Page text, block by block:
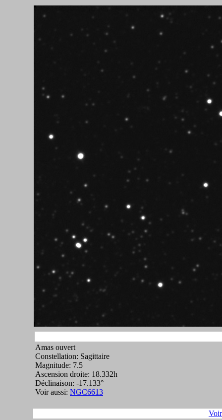
Amas ouvert
Constellation: Sagittaire
Magnitude: 7.5
Ascension droite: 18.332h
Déclinaison: -17.133°
Voir aussi: NGC6613